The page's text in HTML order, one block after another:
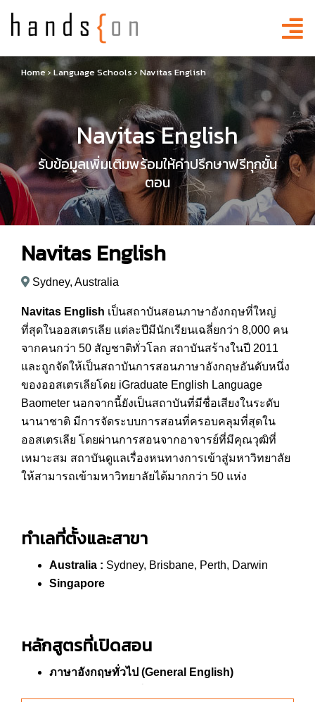
Home›Language Schools › Navitas English
Navitas English
รับข้อมูลเพิ่มเติมพร้อมให้คำปรึกษาฟรีทุกขั้น
ตอน
Navitas English
Sydney, Australia
Navitas English เป็นสถาบันสอนภาษาอังกฤษที่ใหญ่
ที่สุดในออสเตรเลีย แต่ละปีมีนักเรียนเฉลี่ยกว่า 8,000 คน
จากคนกว่า 50 สัญชาติทั่วโลก สถาบันสร้างในปี 2011
และถูกจัดให้เป็นสถาบันการสอนภาษาอังกฤษอันดับหนึ่ง
ของออสเตรเลียโดย iGraduate English Language
Baometer นอกจากนี้ยังเป็นสถาบันที่มีชื่อเสียงในระดับ
นานาชาติ มีการจัดระบบการสอนที่ครอบคลุมที่สุดใน
ออสเตรเลีย โดยผ่านการสอนจากอาจารย์ที่มีคุณวุฒิที่
เหมาะสม สถาบันดูแลเรื่องหนทางการเข้าสู่มหาวิทยาลัย
ให้สามารถเข้ามหาวิทยาลัยได้มากกว่า 50 แห่ง
ทำเลที่ตั้งและสาขา
Australia : Sydney, Brisbane, Perth, Darwin
Singapore
หลักสูตรที่เปิดสอน
ภาษาอังกฤษทั่วไป (General English)